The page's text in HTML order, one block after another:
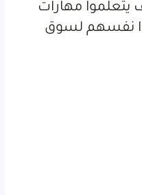
مهارات
نفسهم لسوق